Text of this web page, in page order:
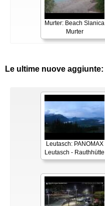
Murter: Beach Slanica
Murter
Le ultime nuove aggiunte:
Leutasch: PANOMAX
Leutasch - Rauthhütte